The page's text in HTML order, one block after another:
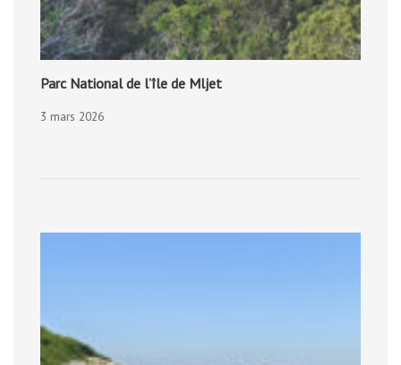
Parc National de l’île de Mljet
3 mars 2026